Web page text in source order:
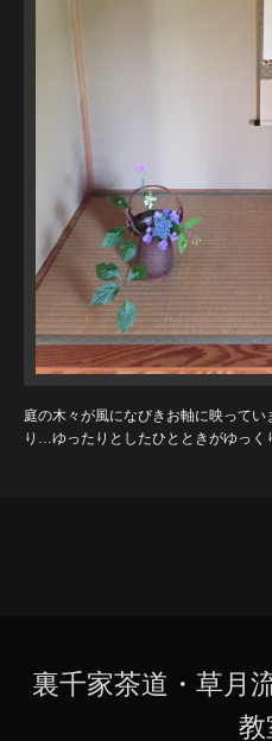
庭の木々が風になびきお軸に映って
り…ゆったりとしたひとときがゆっく
裏千家茶道・草
教